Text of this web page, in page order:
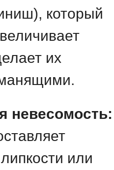
который
их
невесомость:
или